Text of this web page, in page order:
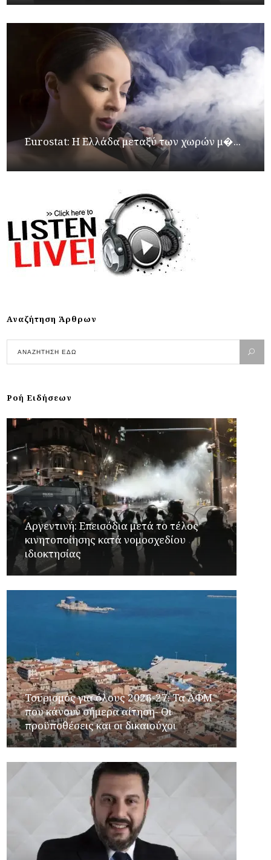
Eurostat: Η Ελλάδα μεταξύ των χωρών μ�...
Αναζήτηση Άρθρων
Ροή Ειδήσεων
Αργεντινή: Επεισόδια μετά το τέλος
κινητοποίησης κατά νομοσχεδίου
ιδιοκτησίας
Τουρισμός για όλους 2026-27: Τα ΑΦΜ
που κάνουν σήμερα αίτηση- Οι
προϋποθέσεις και οι δικαιούχοι